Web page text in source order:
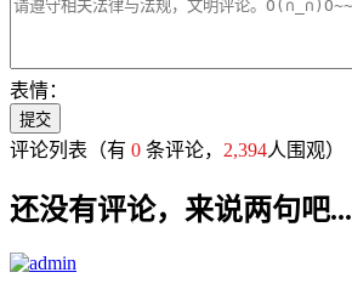
表情：
评论列表 （有 0 条评论， 2,394人围观）
还没有评论，来说两句吧...